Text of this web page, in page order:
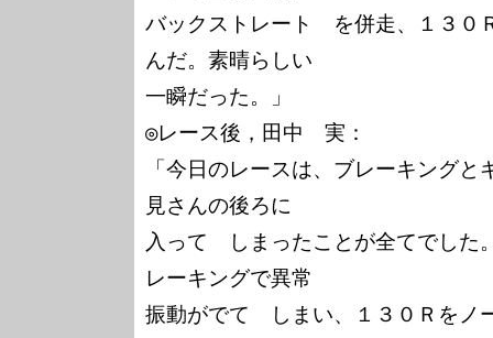
バックストレート　を併走、１３０
んだ。素晴らしい
一瞬だった。」
◎レース後，田中　実：
「今日のレースは、ブレーキング
見さんの後ろに
入って　しまったことが全てでした
レーキングで異常
振動がでて　しまい、１３０Ｒをノ